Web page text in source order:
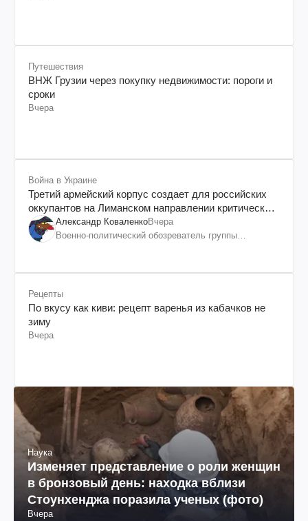
Путешествия
ВНЖ Грузии через покупку недвижимости: пороги и
сроки
Вчера
Война в Украине
Третий армейский корпус создает для российских
оккупантов на Лиманском направлении критический
дискомфорт: как это удалось
Александр КоваленкоВчера
Военно-политический обозреватель группы
Рецепты
По вкусу как киви: рецепт варенья из кабачков не
зиму
Вчера
Наука
Изменяет представление о роли женщин
в бронзовый день: находка вблизи
Стоунхенджа поразила ученых (фото)
Вчера